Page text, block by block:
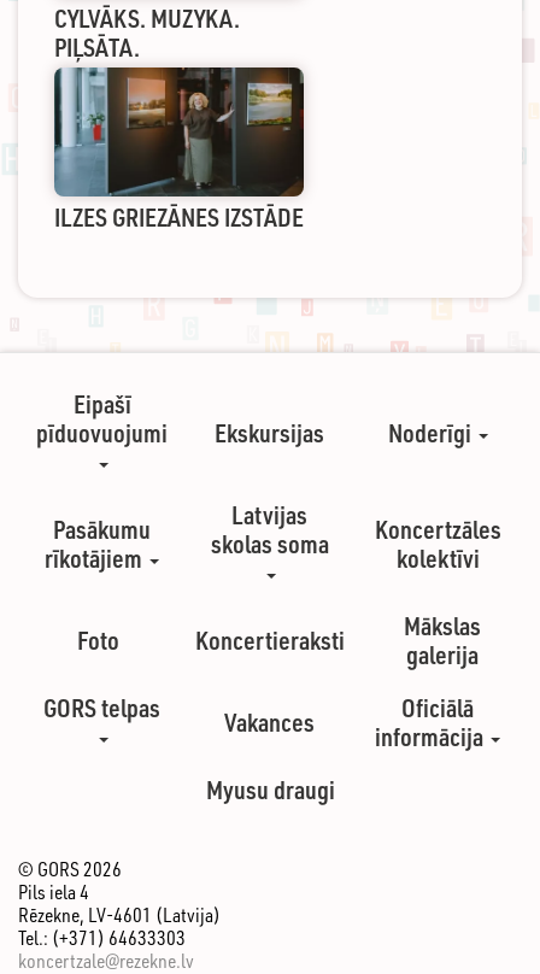
CYLVĀKS. MUZYKA.
PIĻSĀTA.
ILZES GRIEZĀNES IZSTĀDE
Eipašī
pīduovuojumi
Ekskursijas Noderīgi
Pasākumu
rīkotājiem
Latvijas
skolas soma
Koncertzāles
kolektīvi
Foto Koncertieraksti
Mākslas
galerija
GORS telpas
Vakances
Oficiālā
informācija
Myusu draugi
© GORS 2026
Pils iela 4
Rēzekne, LV-4601 (Latvija)
Tel.: (+371) 64633303
koncertzale@rezekne.lv